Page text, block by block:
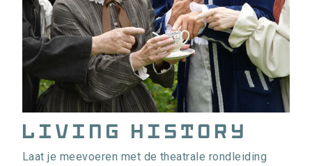
Living History
Laat je meevoeren met de theatrale rondleiding